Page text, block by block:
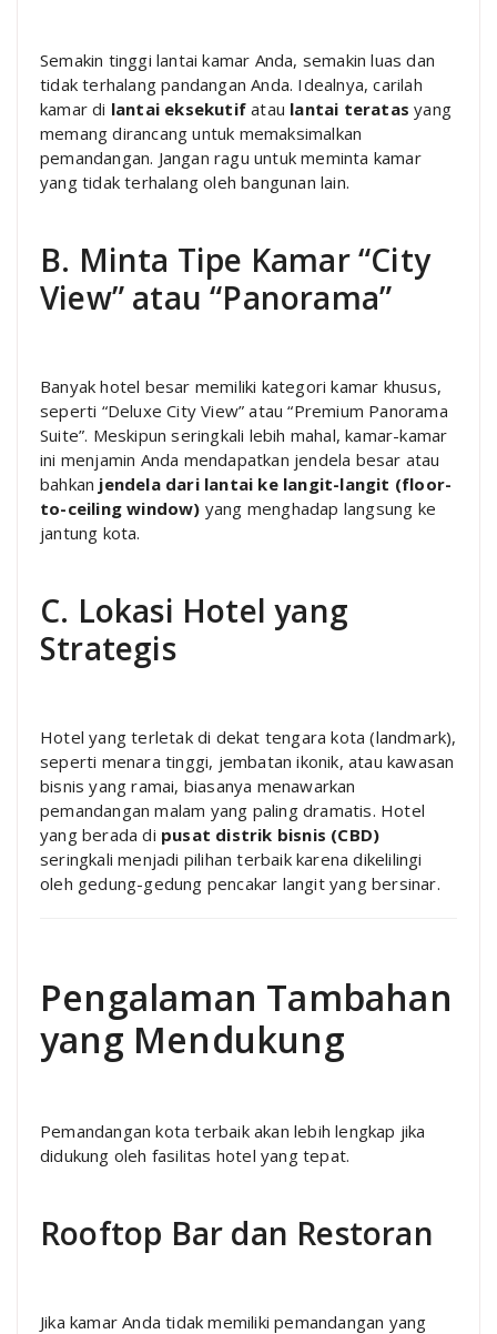
Semakin tinggi lantai kamar Anda, semakin luas dan
tidak terhalang pandangan Anda. Idealnya, carilah
kamar di lantai eksekutif atau lantai teratas yang
memang dirancang untuk memaksimalkan
pemandangan. Jangan ragu untuk meminta kamar
yang tidak terhalang oleh bangunan lain.
B. Minta Tipe Kamar “City
View” atau “Panorama”
Banyak hotel besar memiliki kategori kamar khusus,
seperti “Deluxe City View” atau “Premium Panorama
Suite”. Meskipun seringkali lebih mahal, kamar-kamar
ini menjamin Anda mendapatkan jendela besar atau
bahkan jendela dari lantai ke langit-langit (floor-
to-ceiling window) yang menghadap langsung ke
jantung kota.
C. Lokasi Hotel yang
Strategis
Hotel yang terletak di dekat tengara kota (landmark),
seperti menara tinggi, jembatan ikonik, atau kawasan
bisnis yang ramai, biasanya menawarkan
pemandangan malam yang paling dramatis. Hotel
yang berada di pusat distrik bisnis (CBD)
seringkali menjadi pilihan terbaik karena dikelilingi
oleh gedung-gedung pencakar langit yang bersinar.
Pengalaman Tambahan
yang Mendukung
Pemandangan kota terbaik akan lebih lengkap jika
didukung oleh fasilitas hotel yang tepat.
Rooftop Bar dan Restoran
Jika kamar Anda tidak memiliki pemandangan yang